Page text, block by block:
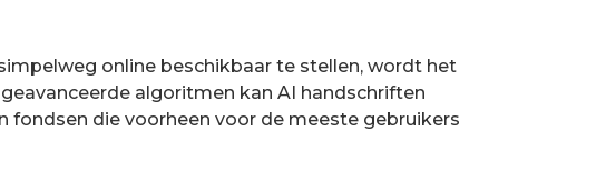
online beschikbaar te stellen, wordt het
algoritmen kan AI handschriften
die voorheen voor de meeste gebruikers